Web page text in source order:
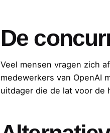
De
Veel mensen vragen zich
medewerkers van OpenAI
uitdager die de lat voor de